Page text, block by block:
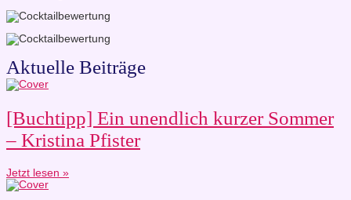
Aktuelle Beiträge
[Buchtipp] Ein unendlich kurzer Sommer
– Kristina Pfister
Jetzt lesen »